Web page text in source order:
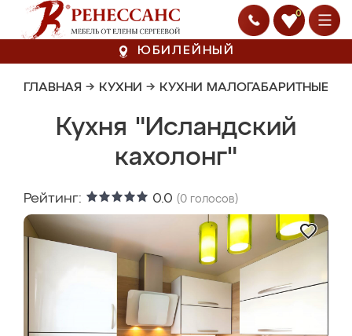
0
ЮБИЛЕЙНЫЙ
ГЛАВНАЯ → КУХНИ → КУХНИ МАЛОГАБАРИТНЫЕ
Кухня "Исландский
кахолонг"
Рейтинг: 0.0 (0 голосов)